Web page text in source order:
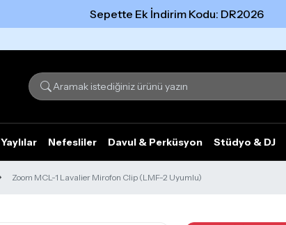
Sepette Ek İndirim Kodu: DR2026
Yaylılar Nefesliler Davul & Perküsyon Stüdyo & DJ
Zoom MCL-1 Lavalier Mirofon Clip (LMF-2 Uyumlu)
Tümünü gör